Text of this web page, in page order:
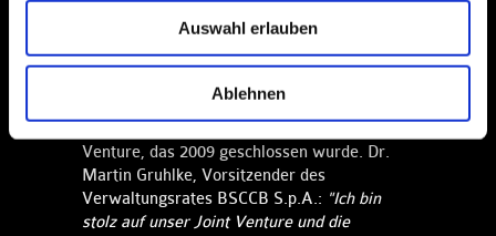
Auswahl erlauben
Ablehnen
im Premium- und Luxussegment, wo eine
hohe Bremsleistung erforderlich ist.
Die vereinbarte Kapazitätserweiterung ist
Venture, das 2009 geschlossen wurde. Dr.
Martin Gruhlke, Vorsitzender des
Verwaltungsrates BSCCB S.p.A.: "Ich bin
stolz auf unser Joint Venture und die